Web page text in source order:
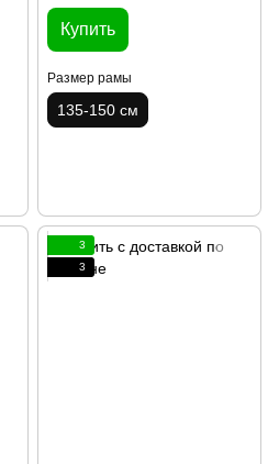
Купить
Размер рамы
135-150 см
3
3